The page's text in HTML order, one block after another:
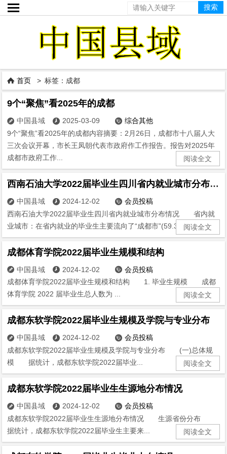

 首页 > 标签：成都
9个“聚焦”看2025年的成都
 中国县域  2025-03-09  综合其他
9个“聚焦”看2025年的成都内容摘要：2月26日，成都市十八届人大
三次会议开幕，市长王凤朝代表市政府作工作报告。报告对2025年
成都市政府工作...
阅读全文
西南石油大学2022届毕业生四川省内就业城市分布情况
 中国县域  2024-12-02  会员投稿
西南石油大学2022届毕业生四川省内就业城市分布情况 省内就
业城市：在省内就业的毕业生主要流向了“成都市”(59.35%)...阅读全文
成都体育学院2022届毕业生规模和结构
 中国县域  2024-12-02  会员投稿
成都体育学院2022届毕业生规模和结构 1. 毕业生规模 成都
体育学院 2022 届毕业生总人数为 ...
阅读全文
成都东软学院2022届毕业生规模及学院与专业分布
 中国县域  2024-12-02  会员投稿
成都东软学院2022届毕业生规模及学院与专业分布 (一)总体规
模 据统计，成都东软学院2022届毕业...
阅读全文
成都东软学院2022届毕业生生源地分布情况
 中国县域  2024-12-02  会员投稿
成都东软学院2022届毕业生生源地分布情况 生源省份分布
据统计，成都东软学院2022届毕业生主要来...
阅读全文